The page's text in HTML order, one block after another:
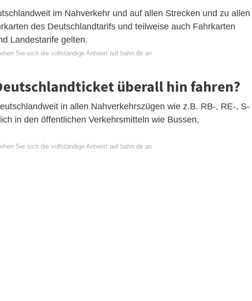
im Nahverkehr und auf allen Strecken und zu allen
des Deutschlandtarifs und teilweise auch Fahrkarten
Landestarife gelten.
Sie sich die vollständige Antwort auf bahn.de an
überall hin fahren?
in allen Nahverkehrszügen wie z.B. RB-, RE-, S-
in den öffentlichen Verkehrsmitteln wie Bussen,
Sie sich die vollständige Antwort auf bahn.de an